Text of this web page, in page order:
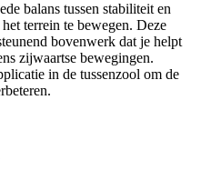
balans tussen stabiliteit en
terrein te bewegen. Deze
bovenwerk dat je helpt
zijwaartse bewegingen.
in de tussenzool om de